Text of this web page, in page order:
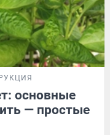
основные
— простые